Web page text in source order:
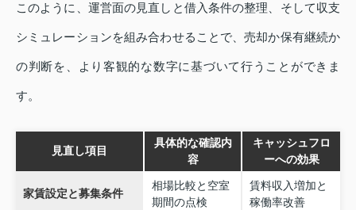
このように、運営面の見直しと借入条件の整理、そして収支
シミュレーションを組み合わせることで、売却か保有継続か
の判断を、より客観的な数字に基づいて行うことができま
す。
見直し項目
具体的な確認内
容
キャッシュフロ
ーへの効果
家賃設定と募集条件
相場比較と空室
期間の点検
賃料収入増加と
稼働率改善